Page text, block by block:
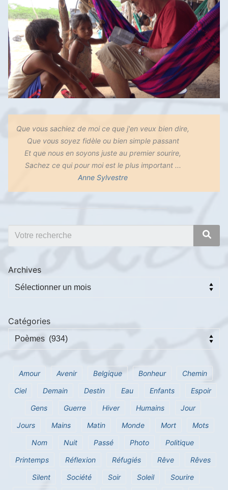
Que vous sachiez de moi ce que j'en veux bien dire,
Que vous soyez fidèle ou bien simple passant
Et que nous en soyons juste au premier sourire,
Sachez ce qui pour moi est le plus important ...
Anne Sylvestre
Archives
Catégories
Amour Avenir Belgique Bonheur
Chemin
Ciel
Demain Destin Eau Enfants
Espoir
Gens
Guerre Hiver Humains
Jour
Jours
Mains Matin Monde Mort
Mots
Nom
Nuit Passé Photo
Politique
Printemps
Réflexion Réfugiés Rêve
Rêves
Silent
Société Soir Soleil
Sourire